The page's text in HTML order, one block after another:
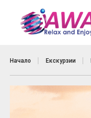
Начало Екскурзии